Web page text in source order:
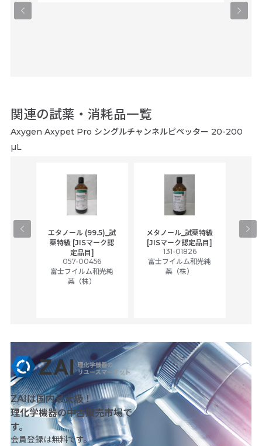
関連の試薬・消耗品一覧
Axygen Axypet Pro シングルチャンネルピペッター 20-200
µL
エタノール (99.5)_試
薬特級 [JISマーク認
定品目]
057-00456
富士フイルム和光純
薬（株）
メタノール_試薬特級
[JISマーク認定品目]
131-01826
富士フイルム和光純
薬（株）
ア
ZAIは国内最大級！
理化学機器の中古販売市場で
す。
会員登録は無料です。